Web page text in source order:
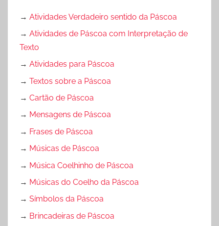
→ Atividades Verdadeiro sentido da Páscoa
→ Atividades de Páscoa com Interpretação de
Texto
→ Atividades para Páscoa
→ Textos sobre a Páscoa
→ Cartão de Páscoa
→ Mensagens de Páscoa
→ Frases de Páscoa
→ Músicas de Páscoa
→ Música Coelhinho de Páscoa
→ Músicas do Coelho da Páscoa
→ Símbolos da Páscoa
→ Brincadeiras de Páscoa